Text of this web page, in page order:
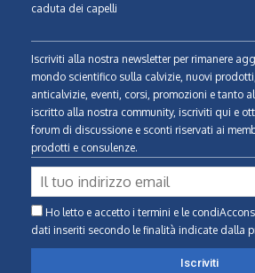
caduta dei capelli
Iscriviti alla nostra newsletter per rimanere
mondo scientifico sulla calvizie, nuovi
anticalvizie, eventi, corsi, promozioni e tanto
iscritto alla nostra community, iscriviti qui e
forum di discussione e sconti riservati ai
prodotti e consulenze.
Ho letto e accetto i termini e le
dati inseriti secondo le finalità indicate dalla